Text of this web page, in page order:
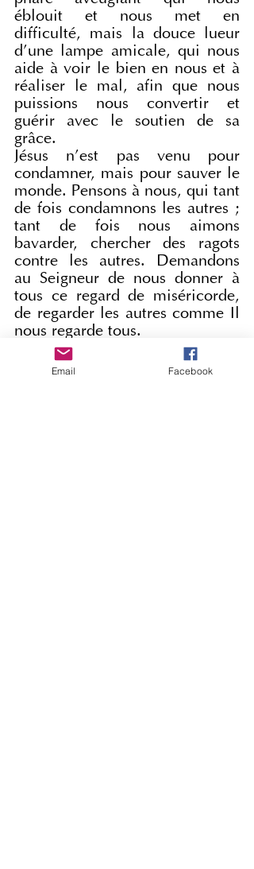
éblouit et nous met en
difficulté, mais la douce lueur
d'une lampe amicale, qui nous
aide à voir le bien en nous et à
réaliser le mal, afin que nous
puissions nous convertir et
guérir avec le soutien de sa
grâce.
Jésus n'est pas venu pour
condamner, mais pour sauver le
monde. Pensons à nous, qui tant
de fois condamnons les autres ;
tant de fois nous aimons
bavarder, chercher des ragots
contre les autres. Demandons
au Seigneur de nous donner à
tous ce regard de miséricorde,
de regarder les autres comme Il
nous regarde tous.
Que Marie nous aide à vouloir
le bien les uns des autres.
Email Facebook